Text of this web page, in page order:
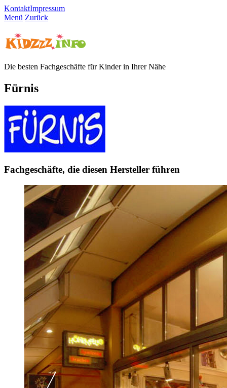
KontaktImpressum
Menü Zurück
Die besten Fachgeschäfte für Kinder in Ihrer Nähe
Fürnis
Fachgeschäfte, die diesen Hersteller führen